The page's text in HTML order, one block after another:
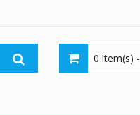
0 item(s) -